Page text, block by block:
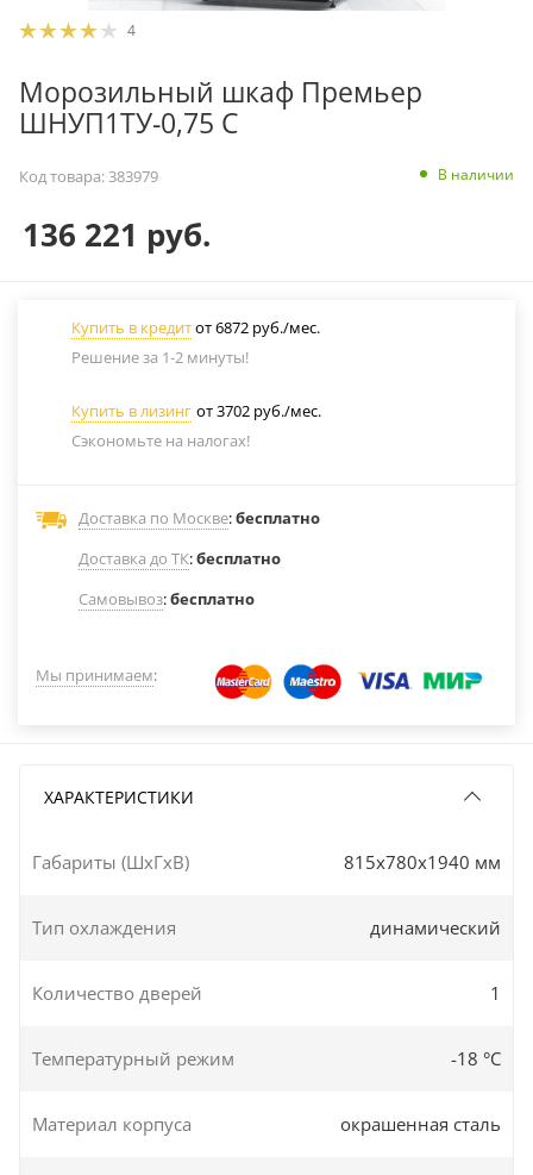
4
Морозильный шкаф Премьер
ШНУП1ТУ-0,75 С
Код товара:383979 В наличии
136 221 руб.
Купить в кредитот 6872 руб./мес.
Решение за 1-2 минуты!
Купить в лизинг от 3702 руб./мес.
Сэкономьте на налогах!
Доставка по Москве:бесплатно
Доставка до ТК:бесплатно
Самовывоз:бесплатно
Мы принимаем:
ХАРАКТЕРИСТИКИ
Габариты (ШxГxВ) 815x780x1940 мм
Тип охлаждения динамический
Количество дверей 1
Температурный режим -18 °C
Материал корпуса окрашенная сталь